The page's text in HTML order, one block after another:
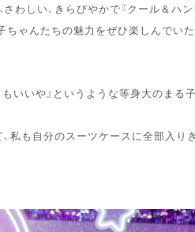
しい、きらびやかで『クール＆ハ
ゃんたちの魅力をぜひ楽しんでいた
いや』というような等身大のまる
も自分のスーツケースに全部入り